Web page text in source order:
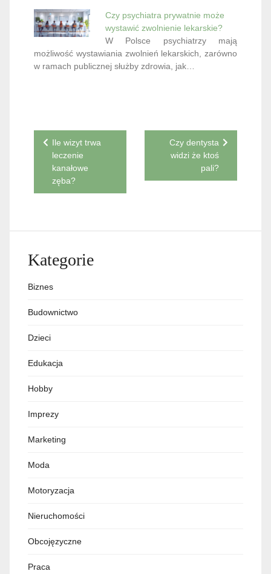
Czy psychiatra prywatnie może
wystawić zwolnienie lekarskie?
W Polsce psychiatrzy mają
możliwość wystawiania zwolnień lekarskich, zarówno
w ramach publicznej służby zdrowia, jak…
Nawigacja
wpisu
Ile wizyt trwa
leczenie
kanałowe
zęba?
Czy dentysta
widzi że ktoś
pali?
Kategorie
Biznes
Budownictwo
Dzieci
Edukacja
Hobby
Imprezy
Marketing
Moda
Motoryzacja
Nieruchomości
Obcojęzyczne
Praca